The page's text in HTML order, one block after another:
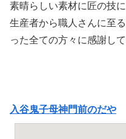
素晴らしい素材に匠の技
生産者から職人さんに至
った全ての方々に感謝して
入谷鬼子母神門前のだや